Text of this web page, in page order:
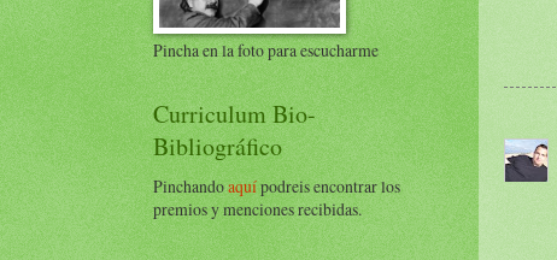
Pincha en la foto para escucharme
Curriculum Bio-
Bibliográfico
Pinchandoaquípodreis encontrar los
premios y menciones recibidas.